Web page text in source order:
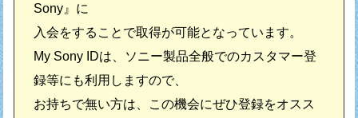
Sony』に
入会をすることで取得が可能となっています。
My Sony IDは、ソニー製品全般でのカスタマー登
録等にも利用しますので、
お持ちで無い方は、この機会にぜひ登録をオスス